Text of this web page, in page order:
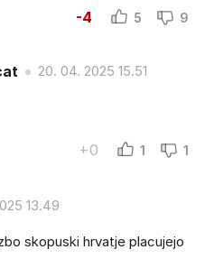
-4 5 9
20. 04. 2025 15.51
+0 1 1
13.49
skopuski hrvatje placujejo